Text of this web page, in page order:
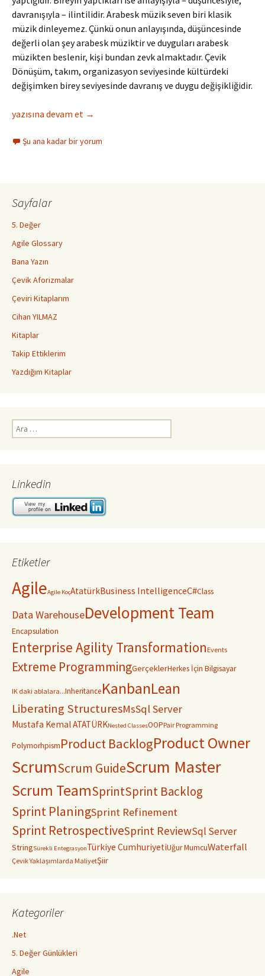
davranışıyla – ilintilidir. Arabesk müzik seven biri klasik
müzik dinleyemez. Çünkü onun anlayışında, düşüncesinde
değerli olan şey arabesk müziktir ve duyguları arabesk
müzikten beslenir, kişi bundan zevk almaktadır. Çevik
Dönüşüm, takım, organizasyon seviyesinde kültürdeki
değişimken birey seviyesinde davranış ve duygu değişikliğidir.
Çevik Dönüşüm Nedir? Nasıl yapılır?
yazısına devam et →
Şu ana kadar bir yorum
Sayfalar
5. Değer
Agile Glossary
Bana Yazın
Çevik Aforizmalar
Çeviri Kitaplarım
Cihan YILMAZ
Kitaplar
Takip Ettiklerim
Yazdığım Kitaplar
Arama:
Linkedin
Etiketler
AgileAgile KoçAtatürkBusiness IntelligenceC#Class
Data WarehouseDevelopment Team
Encapsulation
Enterprise Agility TransformationEvents
Extreme ProgrammingGerçeklerHerkes İçin Bilgisayar
IK daki ablalara...InheritanceKanbanLean
Liberating StructuresMsSql Server
Mustafa Kemal ATATÜRKNested ClassesOOPPair Programming
PolymorhpismProduct BacklogProduct Owner
ScrumScrum GuideScrum Master
Scrum TeamSprintSprint Backlog
Sprint PlaningSprint Refinement
Sprint RetrospectiveSprint ReviewSql Server
StringSürekli EntegrasyonTürkiye CumhuriyetiUğur MumcuWaterfall
Çevik Yaklaşımlarda MaliyetŞiir
Kategoriler
.Net
5. Değer Günlükleri
Agile